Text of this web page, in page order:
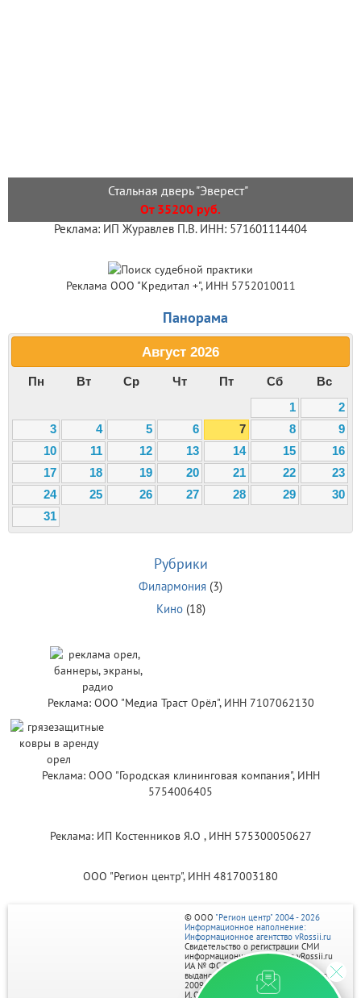
Стальная дверь "Эверест"
От 35200 руб.
Реклама: ИП Журавлев П.В. ИНН: 571601114404
Реклама ООО "Кредитал +", ИНН 5752010011
Панорама
Август 2026
Пн Вт Ср Чт Пт Сб
Вс
1
2
3
4 5 6 7 8
9
10
11 12 13 14 15
16
17
18 19 20 21 22
23
24
25 26 27 28 29
30
31
Рубрики
Филармония (3)
Кино(18)
Реклама: ООО "Медиа Траст Орёл", ИНН 7107062130
Реклама: ООО "Городская клининговая компания", ИНН
5754006405
Реклама: ИП Костенников Я.О , ИНН 575300050627
ООО "Регион центр", ИНН 4817003180
© ООО "Регион центр" 2004 - 2026
Информационное наполнение:
Информационное агентство vRossii.ru
Свидетельство о регистрации СМИ
информационного агентства vRossii.ru
ИА № ФС 77‑35502
выдано РОСКОМНАДЗОРом 04 марта
2009г.
И. О. Главного редактора Нарыков А. Н.